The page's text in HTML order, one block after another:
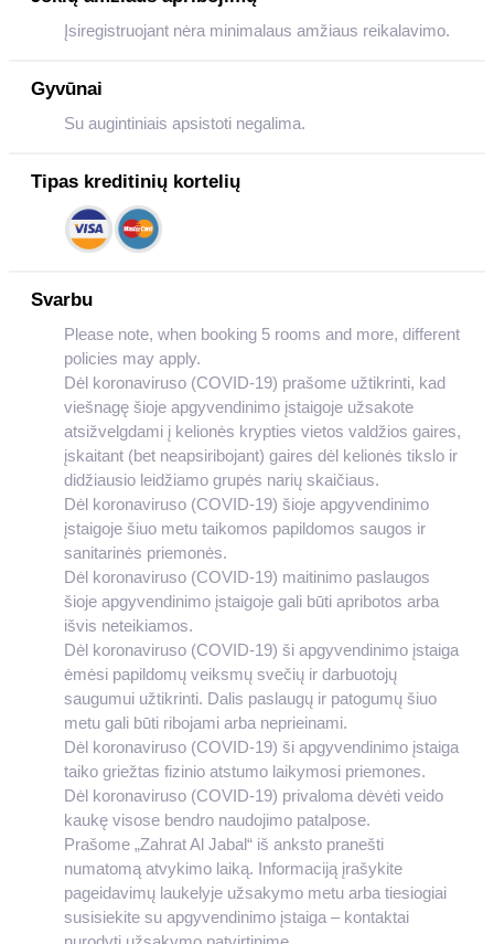
Įsiregistruojant nėra minimalaus amžiaus reikalavimo.
Gyvūnai
Su augintiniais apsistoti negalima.
Tipas kreditinių kortelių
Svarbu
Please note, when booking 5 rooms and more, different
policies may apply.
Dėl koronaviruso (COVID-19) prašome užtikrinti, kad
viešnagę šioje apgyvendinimo įstaigoje užsakote
atsižvelgdami į kelionės krypties vietos valdžios gaires,
įskaitant (bet neapsiribojant) gaires dėl kelionės tikslo ir
didžiausio leidžiamo grupės narių skaičiaus.
Dėl koronaviruso (COVID-19) šioje apgyvendinimo
įstaigoje šiuo metu taikomos papildomos saugos ir
sanitarinės priemonės.
Dėl koronaviruso (COVID-19) maitinimo paslaugos
šioje apgyvendinimo įstaigoje gali būti apribotos arba
išvis neteikiamos.
Dėl koronaviruso (COVID-19) ši apgyvendinimo įstaiga
ėmėsi papildomų veiksmų svečių ir darbuotojų
saugumui užtikrinti. Dalis paslaugų ir patogumų šiuo
metu gali būti ribojami arba neprieinami.
Dėl koronaviruso (COVID-19) ši apgyvendinimo įstaiga
taiko griežtas fizinio atstumo laikymosi priemones.
Dėl koronaviruso (COVID-19) privaloma dėvėti veido
kaukę visose bendro naudojimo patalpose.
Prašome „Zahrat Al Jabal“ iš anksto pranešti
numatomą atvykimo laiką. Informaciją įrašykite
pageidavimų laukelyje užsakymo metu arba tiesiogiai
susisiekite su apgyvendinimo įstaiga – kontaktai